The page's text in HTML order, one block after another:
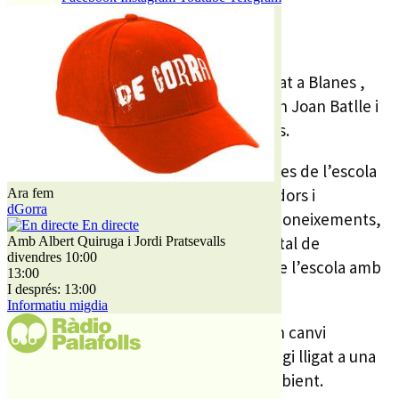
Ara fem
dGorra
En directe
Amb Albert Quiruga i Jordi Pratsevalls
divendres 10:00
13:00
I després: 13:00
Informatiu migdia
10 MARÇ, 2016
El projecte d’Escoles Tàndem ha arribat a Blanes ,
amb la incorporació de l’Escola Mossèn Joan Batlle i
el Centre d’Estudis Avançats de Blanes.
Durant els propers tres anys els mestres de l’escola
treballaran conjuntament amb formadors i
investigadors del CEAB intercanviant coneixements,
experiències i material pedagògic per tal de
transferir-los després als estudiants de l’escola amb
metodologies innovadores.
L’objectiu del Tàndem és incentivar un canvi
metodològic al centre educatiu que vagi lligat a una
especialització en l’àmbit del medi ambient.